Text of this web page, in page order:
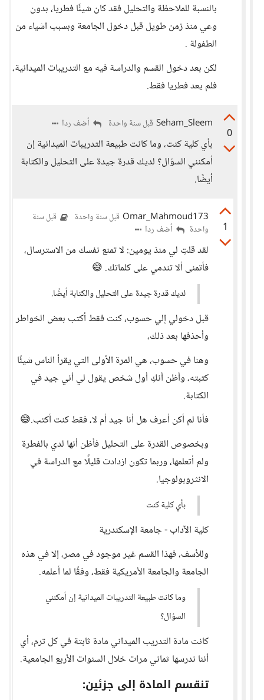
بالنسبة للملاحظة والتحليل فقد كان شيئًا فطريا، بدون
وعي منذ زمن طويل قبل دخول الجامعة وبسبب اشياء من
الطفولة .
لكن بعد دخول القسم والدراسة فيه مع التدريبات الميدانية،
فلم يعد فطريا فقط.
0
Seham_Sleem قبل سنة واحدة أضف ردا
بأي كلية كنت، وما كانت طبيعة التدريبات الميدانية إن
أمكنني السؤال؟ لديك قدرة جيدة على التحليل والكتابة
أيضًا.
1
Omar_Mahmoud173 قبل سنة واحدة
قبل سنة
واحدة
أضف ردا
لقد قلتِ لي منذ يومين: لا تمنع نفسك من الاسترسال،
فأتمنى ألا تندمي على كلماتك. 😅
لديك قدرة جيدة على التحليل والكتابة أيضًا.
قبل دخولي إلي حسوب، كنت فقط أكتب بعض الخواطر
وأحذفها بعد ذلك،
وهنا في حسوب، هي المرة الأولى التي يقرأ الناس شيئًا
كتبته، وأظن أنكِ أول شخص يقول لي أني جيد في
الكتابة.
فأنا لم أكن أعرف هل أنا جيد أم لا، فقط كنت أكتب.😅
وبخصوص القدرة على التحليل فأظن أنها لدي بالفطرة
ولم أتعلمها، وربما تكون ازدادت قليلًا مع الدراسة في
الانثروبولوجيا.
بأي كلية كنت
كلية الآداب - جامعة الإسكندرية
وللأسف، فهذا القسم غير موجود في مصر، إلا في هذه
الجامعة والجامعة الأمريكية فقط، وفقًا لما أعلمه.
وما كانت طبيعة التدريبات الميدانية إن أمكنني
السؤال؟
كانت مادة التدريب الميداني مادة ثابتة في كل ترم، أي
أننا ندرسها ثماني مرات خلال السنوات الأربع الجامعية.
تنقسم المادة إلى جزئين: